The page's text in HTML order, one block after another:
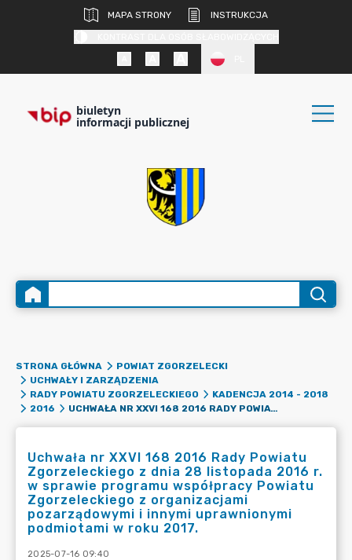
MAPA STRONY
INSTRUKCJA
biuletyn
informacji publicznej
STRONA GŁÓWNA
POWIAT ZGORZELECKI
UCHWAŁY I ZARZĄDZENIA
RADY POWIATU ZGORZELECKIEGO
KADENCJA 2014 - 2018
2016
UCHWAŁA NR XXVI 168 2016 RADY POWIATU ZGORZELECKIEGO Z DNIA 28 LISTOPADA 2016 R. W SPRAWIE PROGRAMU WSPÓŁPRACY POWIATU ZGORZELECKIEGO Z ORGANIZACJAMI POZARZĄDOWYMI I INNYMI UPRAWNIONYMI PODMIOTAMI W ROKU 2017.
Uchwała nr XXVI 168 2016 Rady Powiatu
Zgorzeleckiego z dnia 28 listopada 2016 r.
w sprawie programu współpracy Powiatu
Zgorzeleckiego z organizacjami
pozarządowymi i innymi uprawnionymi
podmiotami w roku 2017.
2025-07-16 09:40